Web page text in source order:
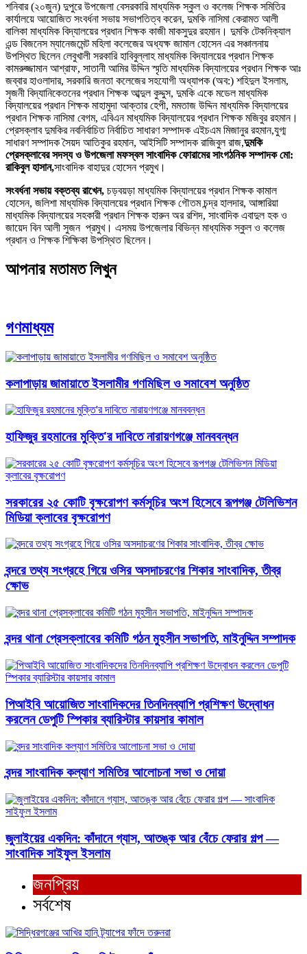
শনিবার (২০জুন) দুপুরে উপজেলা বেসরকারি মাধ্যমিক স্কুল ও কলেজ শিক্ষক সমিতির
কার্যালয়ে আয়োজিত সংবর্ধনা সভায় সভাপতিত্ব করেন, দুমকি নাসিমা কেরামত আলী
বালিকা মাধ্যমিক বিদ্যালয়ের প্রধান শিক্ষক কাজী মাকসুদুর রহমান। দুমকি টেকনিক্যাল
এন্ড বিজনেস ম্যানেজমেন্ট মহিলা কলেজের অধ্যক্ষ জামাল হোসেন এর সঞ্চালনায়
উপস্থিত ছিলেন লেবুখালী সরকারি হাবিবুল্লাহ মাধ্যমিক বিদ্যালয়ের প্রধান শিক্ষক
কামরুজ্জামান আশ্রাফ, সাতানী আমির উদ্দিন স্মৃতি মাধ্যমিক বিদ্যালয়ের প্রধান শিক্ষক আঃ
জব্বার হাওলাদার, সরকারি জনতা কলেজের সহযোগী অধ্যাপক (অব:) শহিদুল ইসলাম,
সৃজনী বিদ্যানিকেতনের প্রধান শিক্ষক আব্দুল কুদ্দুস, দুমকি একে মডেল মাধ্যমিক
বিদ্যালয়ের প্রধান শিক্ষক মাহামুদা আক্তার হেপী, মমতাজ উদ্দিন মাধ্যমিক বিদ্যালয়ের
প্রধান শিক্ষক নাসিমা বেগম, এবিএন মাধ্যমিক বিদ্যালয়ের প্রধান শিক্ষক মজিবুর রহমান।
প্রেসক্লাব দুমকির নবনির্বাচিত নির্বাচিত সাধারণ সম্পাদক এইচএম মিজানুর রহমান,যুগ্ম
সাধারণ সম্পাদক সৈয়দ আতিকুর রহমান, আইসিটি সম্পাদক রাজিবুল রাজ,দুমকি
প্রেসক্লাবের সদস্য ও উপজেলা মফস্বল সাংবাদিক ফোরামের সাংগঠনিক সম্পাদক মো:
রাকিবুল হাসান,সাংবাদিক বাহাদুর হোসেন প্রমুখ।
সংবর্ধনা সভায় বক্তব্য রাখেন, চড়বয়ড়া মাধ্যমিক বিদ্যালয়ের প্রধান শিক্ষক কামাল
হোসেন, জলিশা মাধ্যমিক বিদ্যালয়ের প্রধান শিক্ষক গৌতম চন্দ্র হালদার, আঙ্গারিয়া
মাধ্যমিক বিদ্যালয়ের সহকারী প্রধান শিক্ষক হারুন অর রশিদ, সাংবাদিক এবাদুল হক ও
জায়েদ বিন আলী সুজন প্রমুখ। এসময় উপজেলার বিভিন্ন মাধ্যমিক স্কুল ও কলেজ
প্রধান ও শিক্ষক শিক্ষিকা উপস্থিত ছিলেন।
আপনার মতামত লিখুন
গণমাধ্যম
কলাপাড়ায় জামায়াতে ইসলামীর গণমিছিল ও সমাবেশ অনুষ্ঠিত
হাফিজুর রহমানের মুক্তি'র দাবিতে নারায়ণগঞ্জে মানববন্ধন
সরকারের ২৫ কোটি বৃক্ষরোপণ কর্মসূচির অংশ হিসেবে ‎রূপগঞ্জ টেলিভিশন
মিডিয়া ক্লাবের বৃক্ষরোপণ
বন্দরে তথ্য সংগ্রহে গিয়ে ওসির অসদাচরণের শিকার সাংবাদিক, তীব্র
ক্ষোভ
বন্দর থানা প্রেসক্লাবের কমিটি গঠন মুহসীন সভাপতি, মাইনুদ্দিন সম্পাদক
পিআইবি আয়োজিত সাংবাদিকদের তিনদিনব্যাপি প্রশিক্ষণ উদ্বোধন
করলেন ডেপুটি স্পিকার ব্যারিস্টার কায়সার কামাল
বন্দর সাংবাদিক কল্যাণ সমিতির আলোচনা সভা ও দোয়া
জুলাইয়ের একদিন: কাঁদানে গ্যাস, আতঙ্ক আর বেঁচে ফেরার গল্প —
সাংবাদিক সাইফুল ইসলাম
জনপ্রিয়
সর্বশেষ